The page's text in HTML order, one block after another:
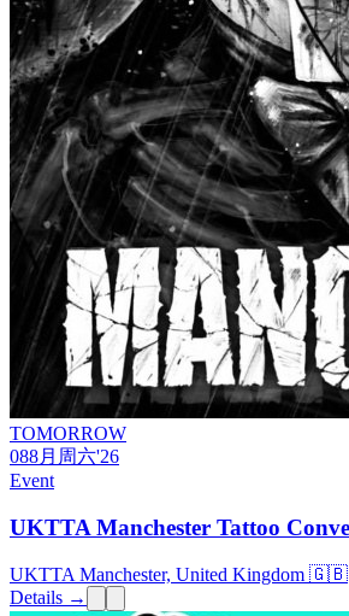
TOMORROW
088月 周六'26
Event
UKTTA Manchester Tattoo
UKTTA Manchester, United Kingdom 🇬🇧
Details →